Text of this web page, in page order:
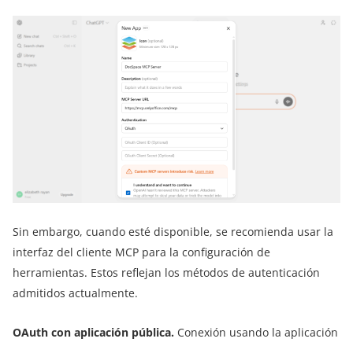
Sin embargo, cuando esté disponible, se recomienda usar la
interfaz del cliente MCP para la configuración de
herramientas. Estos reflejan los métodos de autenticación
admitidos actualmente.
OAuth con aplicación pública. Conexión usando la aplicación